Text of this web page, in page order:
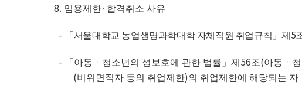
8. 임용제한· 합격취소 사유
- 「 서울대학교 농업생명과학대학 자체직원 취업규칙 」 제 5
- 「 아동ㆍ청소년의 성보호에 관한 법률 」 제 56조(아동ㆍ
(비위면직자 등의 취업제한)의 취업제한에 해당되는 자